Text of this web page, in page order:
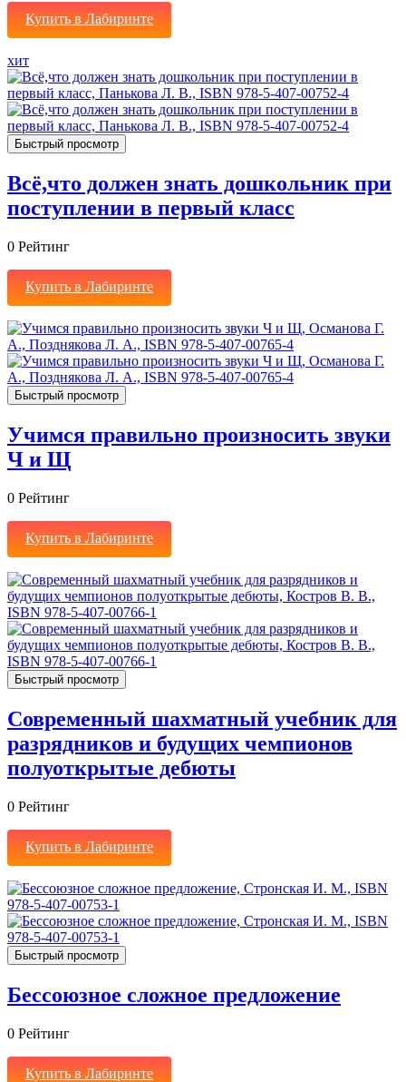
Купить в Лабиринте
хит
Быстрый просмотр
Всё,что должен знать дошкольник при
поступлении в первый класс
0 Рейтинг
Купить в Лабиринте
Быстрый просмотр
Учимся правильно произносить звуки
Ч и Щ
0 Рейтинг
Купить в Лабиринте
Быстрый просмотр
Современный шахматный учебник для
разрядников и будущих чемпионов
полуоткрытые дебюты
0 Рейтинг
Купить в Лабиринте
Быстрый просмотр
Бессоюзное сложное предложение
0 Рейтинг
Купить в Лабиринте